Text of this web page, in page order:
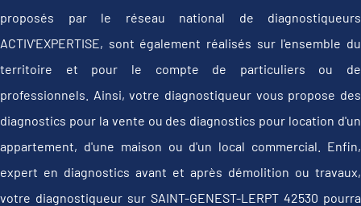
proposés par le réseau national de diagnostiqueurs
ACTIV'EXPERTISE, sont également réalisés sur l'ensemble du
territoire et pour le compte de particuliers ou de
professionnels. Ainsi, votre diagnostiqueur vous propose des
diagnostics pour la vente ou des diagnostics pour location d'un
appartement, d'une maison ou d'un local commercial. Enfin,
expert en diagnostics avant et après démolition ou travaux,
votre diagnostiqueur sur SAINT-GENEST-LERPT 42530 pourra